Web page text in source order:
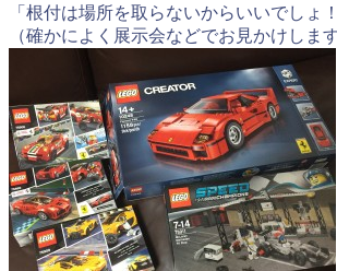
「根付は場所を取らないからいいでしょ
（確かによく展示会などでお見かけし